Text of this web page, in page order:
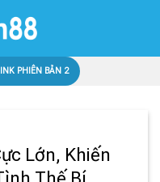
PHIÊN BẢN 2
Lớn, Khiến
Thế Bí